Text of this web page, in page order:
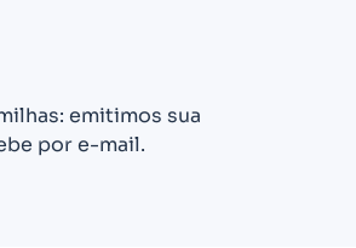
emitimos sua
por e-mail.